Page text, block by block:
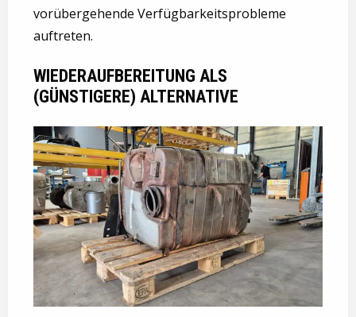
vorübergehende Verfügbarkeitsprobleme
auftreten.
WIEDERAUFBEREITUNG ALS
(GÜNSTIGERE) ALTERNATIVE